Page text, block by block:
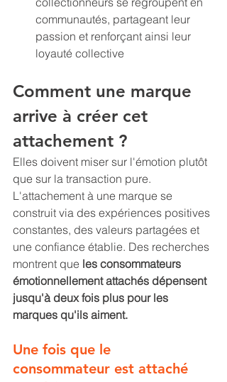
communautés, partageant leur
passion et renforçant ainsi leur
loyauté collective
Comment une marque
arrive à créer cet
attachement ?
Elles doivent miser sur l'émotion plutôt
que sur la transaction pure.
L'attachement à une marque se
construit via des expériences positives
constantes, des valeurs partagées et
une confiance établie. Des recherches
montrent que les consommateurs
émotionnellement attachés dépensent
jusqu'à deux fois plus pour les
marques qu'ils aiment.
Une fois que le
consommateur est attaché